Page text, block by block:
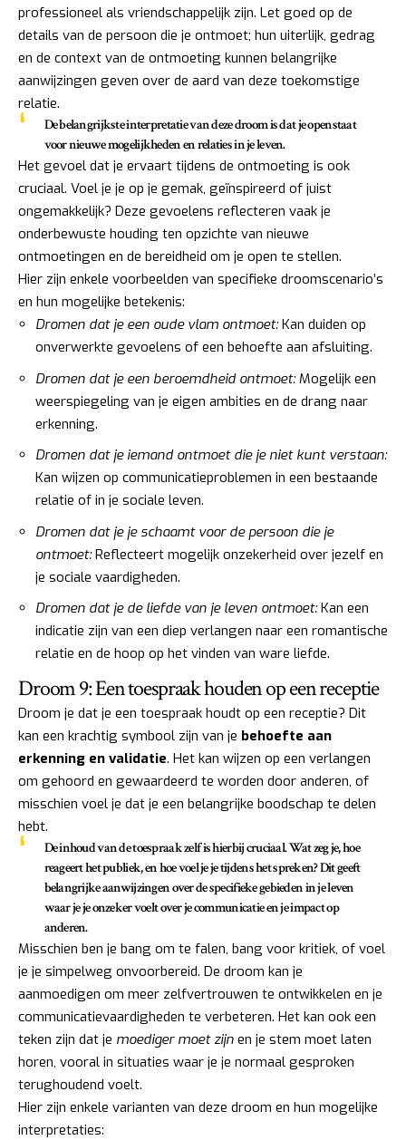
professioneel als vriendschappelijk zijn. Let goed op de
details van de persoon die je ontmoet; hun uiterlijk, gedrag
en de context van de ontmoeting kunnen belangrijke
aanwijzingen geven over de aard van deze toekomstige
relatie.
De belangrijkste interpretatie van deze droom is dat je openstaat
voor nieuwe mogelijkheden en relaties in je leven.
Het gevoel dat je ervaart tijdens de ontmoeting is ook
cruciaal. Voel je je op je gemak, geïnspireerd of juist
ongemakkelijk? Deze gevoelens reflecteren vaak je
onderbewuste houding ten opzichte van nieuwe
ontmoetingen en de bereidheid om je open te stellen.
Hier zijn enkele voorbeelden van specifieke droomscenario’s
en hun mogelijke betekenis:
Dromen dat je een oude vlam ontmoet:Kan duiden op
onverwerkte gevoelens of een behoefte aan afsluiting.
Dromen dat je een beroemdheid ontmoet:Mogelijk een
weerspiegeling van je eigen ambities en de drang naar
erkenning.
Dromen dat je iemand ontmoet die je niet kunt verstaan:
Kan wijzen op communicatieproblemen in een bestaande
relatie of in je sociale leven.
Dromen dat je je schaamt voor de persoon die je
ontmoet:Reflecteert mogelijk onzekerheid over jezelf en
je sociale vaardigheden.
Dromen dat je de liefde van je leven ontmoet:Kan een
indicatie zijn van een diep verlangen naar een romantische
relatie en de hoop op het vinden van ware liefde.
Droom 9: Een toespraak houden op een receptie
Droom je dat je een toespraak houdt op een receptie? Dit
kan een krachtig symbool zijn van je behoefte aan
erkenning en validatie. Het kan wijzen op een verlangen
om gehoord en gewaardeerd te worden door anderen, of
misschien voel je dat je een belangrijke boodschap te delen
hebt.
De inhoud van de toespraak zelf is hierbij cruciaal. Wat zeg je, hoe
reageert het publiek, en hoe voel je je tijdens het spreken? Dit geeft
belangrijke aanwijzingen over de specifieke gebieden in je leven
waar je je onzeker voelt over je communicatie en je impact op
anderen.
Misschien ben je bang om te falen, bang voor kritiek, of voel
je je simpelweg onvoorbereid. De droom kan je
aanmoedigen om meer zelfvertrouwen te ontwikkelen en je
communicatievaardigheden te verbeteren. Het kan ook een
teken zijn dat je moediger moet zijn en je stem moet laten
horen, vooral in situaties waar je je normaal gesproken
terughoudend voelt.
Hier zijn enkele varianten van deze droom en hun mogelijke
interpretaties: